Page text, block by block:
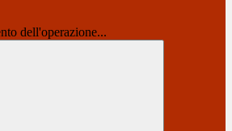
dell'operazione...